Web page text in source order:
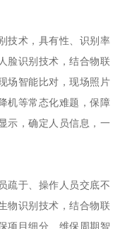
技术，具有性、识别率
脸识别技术，结合物联
场智能比对，现场照片
机等常态化难题，保障
示，确定人员信息，一
疏于、操作人员交底不
物识别技术，结合物联
项目细分、维保周期智